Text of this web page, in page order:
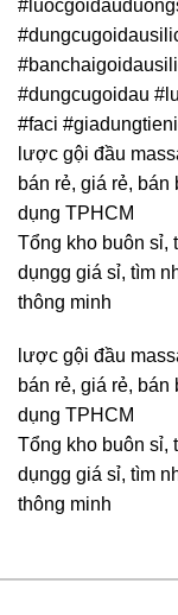
#dungcugoidau
#faci
lược gội đầu
bán rẻ, giá rẻ,
dụng TPHCM
Tổng kho buôn sỉ,
dụngg giá sỉ, tìm
thông minh
lược gội đầu
bán rẻ, giá rẻ,
dụng TPHCM
Tổng kho buôn sỉ,
dụngg giá sỉ, tìm
thông minh